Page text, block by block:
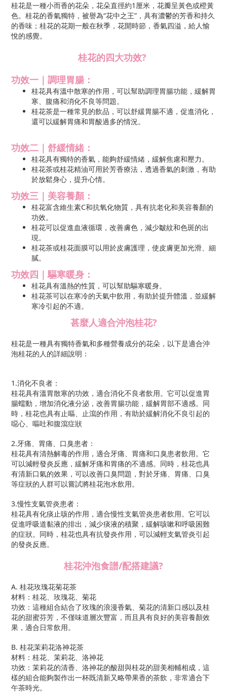
桂花是一種小而香的花朵，花朵直徑約1 厘米，花瓣呈黃色或橙黃
色。桂花的香氣獨特，被譽為“花中之王” ，具有濃鬱的芳香和持久
的香味；桂花的花期一般在秋季，花開時節，香氣四溢，給人愉
悅的感覺。
桂花的四大功效?
功效一｜調理胃腸：
桂花具有溫中散寒的作用，可以幫助調理胃腸功能，緩解胃
寒、腹痛和消化不良等問題。
桂花茶是一種常見的飲品，可以舒緩胃腸不適，促進消化，
還可以緩解胃痛和胃酸過多的情況。
功效二｜舒緩情緒：
桂花具有獨特的香氣，能夠舒緩情緒，緩解焦慮和壓力。
桂花茶或桂花精油可用於芳香療法，透過香氣的刺激，有助
於放鬆身心，提升心情。
功效三｜美容養顏：
桂花富含維生素C和抗氧化物質，具有抗老化和美容養顏的
功效。
桂花可以促進血液循環，改善膚色，減少皺紋和色斑的出
現。
桂花茶或桂花面膜可以用於皮膚護理，使皮膚更加光滑、細
膩。
功效四｜驅寒暖身：
桂花具有溫熱的性質，可以幫助驅寒暖身。
桂花茶可以在寒冷的天氣中飲用，有助於提升體溫，並緩解
寒冷引起的不適。
甚麼人適合沖泡桂花?
桂花是一種具有獨特香氣和多種營養成分的花朵，以下是適合沖
泡桂花的人的詳細說明：
1.消化不良者：
桂花具有溫胃散寒的功效，適合消化不良者飲用。它可以促進胃
腸蠕動，增加消化液分泌，改善胃腸功能，緩解胃部不適感。同
時，桂花也具有止嘔、止瀉的作用，有助於緩解消化不良引起的
噁心、嘔吐和腹瀉症狀
2.牙痛、胃痛、口臭患者：
桂花具有清熱解毒的作用，適合牙痛、胃痛和口臭患者飲用。它
可以減輕發炎反應，緩解牙痛和胃痛的不適感。同時，桂花也具
有清新口氣的效果，可以改善口臭問題，對於牙痛、胃痛、口臭
等症狀的人群可以嘗試將桂花泡水飲用。
3.慢性支氣管炎患者：
桂花具有化痰止咳的作用，適合慢性支氣管炎患者飲用。它可以
促進呼吸道黏液的排出，減少痰液的積聚，緩解咳嗽和呼吸困難
的症狀。同時，桂花也具有抗發炎作用，可以減輕支氣管炎引起
的發炎反應。
桂花沖泡食譜/配搭建議?
A. 桂花玫瑰花菊花茶
材料：桂花、玫瑰花、菊花
功效：這種組合結合了玫瑰的浪漫香氣、菊花的清新口感以及桂
花的甜蜜芬芳，不僅味道層次豐富，而且具有良好的美容養顏效
果，適合日常飲用。
B. 桂花茉莉花洛神花茶
材料：桂花、茉莉花、洛神花
功效：茉莉花的清香、洛神花的酸甜與桂花的甜美相輔相成，這
樣的組合能夠製作出一杯既清新又略帶果香的茶飲，非常適合下
午茶時光。